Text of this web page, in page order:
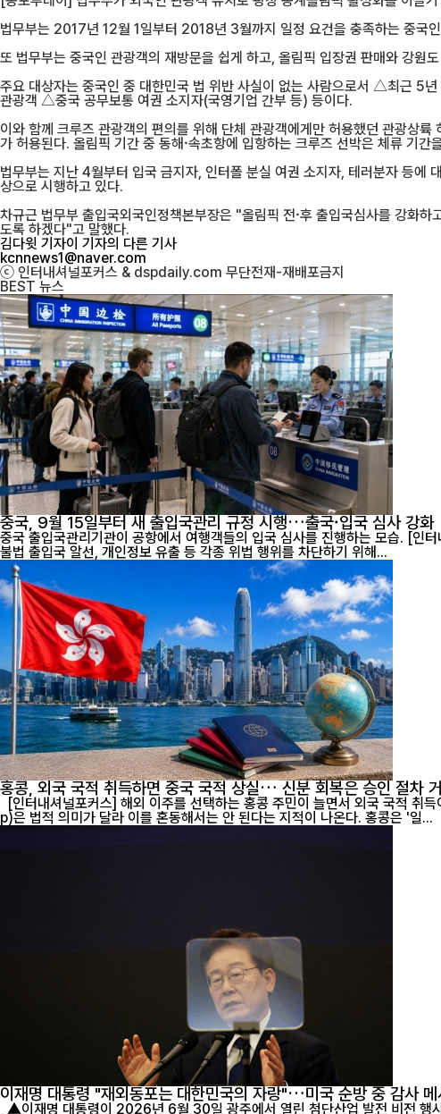
법무부는 2017년 12월 1일부터 2018년 3월까지 일정 요건을 충족하는 중국
또 법무부는 중국인 관광객의 재방문을 쉽게 하고, 올림픽 입장권 판매와 강원
주요 대상자는 중국인 중 대한민국 법 위반 사실이 없는 사람으로서 △최근 5
관광객 △중국 공무보통 여권 소지자(국영기업 간부 등) 등이다.
이와 함께 크루즈 관광객의 편의를 위해 단체 관광객에게만 허용했던 관광상
가 허용된다. 올림픽 기간 중 동해·속초항에 입항하는 크루즈 선박은 체류 기
법무부는 지난 4월부터 입국 금지자, 인터폴 분실 여권 소지자, 테러분자 등
상으로 시행하고 있다.
차규근 법무부 출입국외국인정책본부장은 "올림픽 전·후 출입국심사를 강화
도록 하겠다"고 말했다.
김다윗 기자이 기자의 다른 기사
kcnnews1@naver.com
ⓒ 인터내셔널포커스 & dspdaily.com 무단전재-재배포금지
BEST 뉴스
중국, 9월 15일부터 새 출입국관리 규정 시행…출국·입국 심사 강화
중국 출입국관리기관이 공항에서 여행객들의 입국 심사를 진행하는 모습. [인터내셔널포커스] 오는 9월 15일부터 중국의 출입국 관리제도가 크게 달라진다. 중국 정부는 국민의 해외 안전을 강화하고 허위 비자 신청과
불법 출입국 알선, 개인정보 유출 등 각종 위법 행위를 차단하기 위해...
홍콩, 외국 국적 취득하면 중국 국적 상실… 신분 회복은 승인 절차
[인터내셔널포커스] 해외 이주를 선택하는 홍콩 주민이 늘면서 외국 국적
p)은 법적 의미가 달라 이를 혼동해서는 안 된다는 지적이 나온다. 홍콩은 '일...
이재명 대통령 "재외동포는 대한민국의 자랑"…미국 순방 중 감사 메